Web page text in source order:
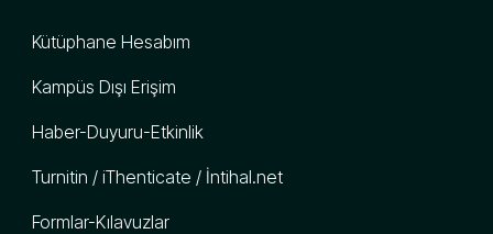
Kütüphane Hesabım
Kampüs Dışı Erişim
Haber-Duyuru-Etkinlik
Turnitin / iThenticate / İntihal.net
Formlar-Kılavuzlar